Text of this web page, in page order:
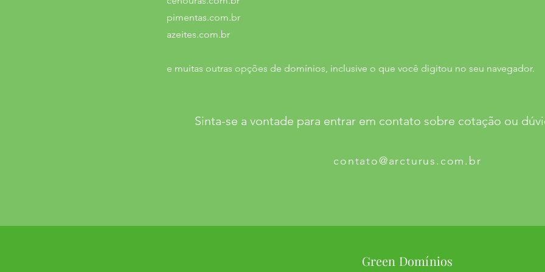
​pimentas.com.br
azeites.com.br
e muitas outras opções de domínios, inclusive o que você digitou no seu navegador.
Sinta-se a vontade para entrar em contato sobre cotação ou
contato@arcturus.com.br
Green Domínios